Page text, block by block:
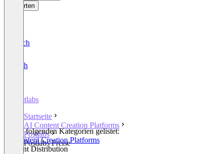
Bewerten
Deutsch
English
Postlabs
Startseite
AI Content Creation Platforms
Postlabs
Postlabs Preise
In den folgenden Kategorien gelistet:
AI Content Creation Platforms
Content Distribution